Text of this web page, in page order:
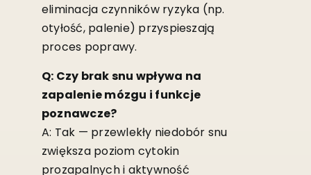
eliminacja czynników ryzyka (np.
otyłość, palenie) przyspieszają
proces poprawy.
Q: Czy brak snu wpływa na
zapalenie mózgu i funkcje
poznawcze?
A: Tak — przewlekły niedobór snu
zwiększa poziom cytokin
prozapalnych i aktywność